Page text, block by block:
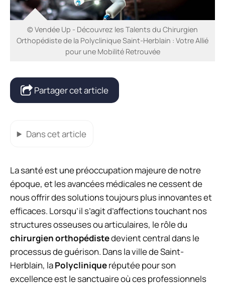
© Vendée Up - Découvrez les Talents du Chirurgien
Orthopédiste de la Polyclinique Saint-Herblain : Votre Allié
pour une Mobilité Retrouvée
Partager cet article
Dans cet article
La santé est une préoccupation majeure de notre
époque, et les avancées médicales ne cessent de
nous offrir des solutions toujours plus innovantes et
efficaces. Lorsqu’il s’agit d’affections touchant nos
structures osseuses ou articulaires, le rôle du
chirurgien orthopédistedevient central dans le
processus de guérison. Dans la ville de Saint-
Herblain, laPolycliniqueréputée pour son
excellence est le sanctuaire où ces professionnels